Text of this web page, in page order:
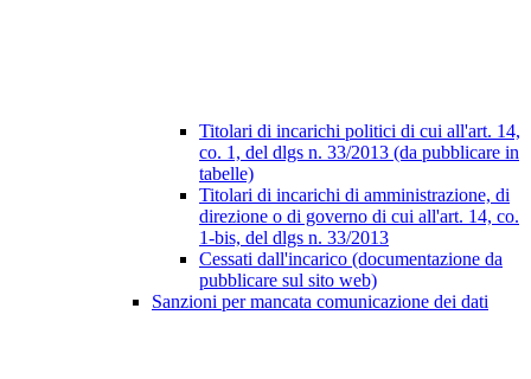
Titolari di incarichi politici di cui all'art. 14,
co. 1, del dlgs n. 33/2013 (da pubblicare in
tabelle)
Titolari di incarichi di amministrazione, di
direzione o di governo di cui all'art. 14, co.
1-bis, del dlgs n. 33/2013
Cessati dall'incarico (documentazione da
pubblicare sul sito web)
Sanzioni per mancata comunicazione dei dati